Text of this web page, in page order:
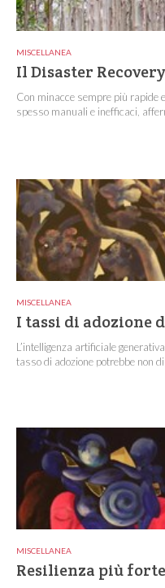
MISCELLANEA
Il Disaster
Con minacce sempre più rapide
spesso manuali e inefficaci,
MISCELLANEA
I tassi di adozione
L’intelligenza artificiale
tasso di adozione potrebbe non
MISCELLANEA
Resilienza più forte